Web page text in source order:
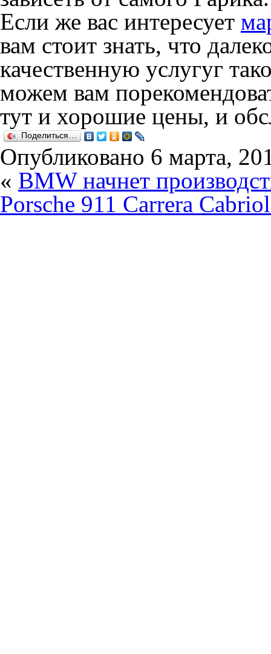
Если же вас интересует
вам стоит знать, что
качественную услугуг
можем вам
тут и хорошие цены, и
Поделиться…
Опубликовано 6 марта,
« BMW начнет
Porsche 911 Carrera